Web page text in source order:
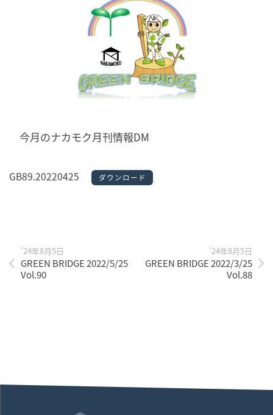
今月のナカモク月刊情報DM
GB89.20220425 ダウンロード
'24年8月5日
GREEN BRIDGE 2022/5/25
Vol.90
'24年8月5日
GREEN BRIDGE 2022/3/25
Vol.88